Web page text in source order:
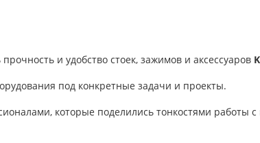
и удобство стоек, зажимов и аксессуаров
под конкретные задачи и проекты.
которые поделились тонкостями работы